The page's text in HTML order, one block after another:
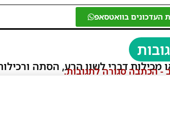
העדכונים בוואטסאפ
מכילות דברי לשון הרע, הסתה
- הכתבה סגורה לתגובות.